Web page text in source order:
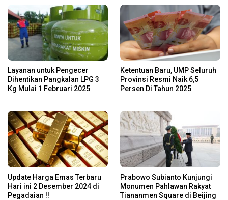
Layanan untuk Pengecer
Dihentikan Pangkalan LPG 3
Kg Mulai 1 Februari 2025
Ketentuan Baru, UMP Seluruh
Provinsi Resmi Naik 6,5
Persen Di Tahun 2025
Update Harga Emas Terbaru
Hari ini 2 Desember 2024 di
Pegadaian !!
Prabowo Subianto Kunjungi
Monumen Pahlawan Rakyat
Tiananmen Square di Beijing